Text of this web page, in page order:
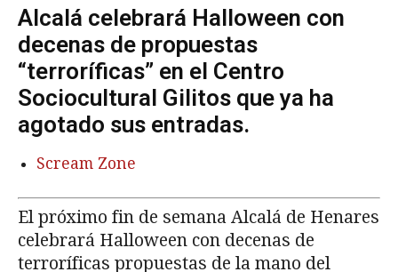
Alcalá celebrará Halloween con
decenas de propuestas
“terroríficas” en el Centro
Sociocultural Gilitos que ya ha
agotado sus entradas.
Scream Zone
El próximo fin de semana Alcalá de Henares
celebrará Halloween con decenas de
terroríficas propuestas de la mano del